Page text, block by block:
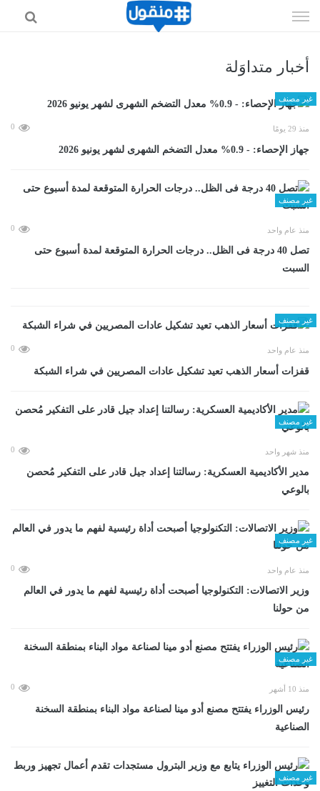
الى
أخبار متداوَلة
غير مصنف
منذ 29 يومًا 0
جهاز الإحصاء: - 0.9% معدل التضخم الشهرى لشهر يونيو 2026
غير مصنف
منذ عام واحد 0
تصل 40 درجة فى الظل.. درجات الحرارة المتوقعة لمدة أسبوع حتى
السبت
غير مصنف
منذ عام واحد 0
قفزات أسعار الذهب تعيد تشكيل عادات المصريين في شراء الشبكة
غير مصنف
منذ شهر واحد 0
مدير الأكاديمية العسكرية: رسالتنا إعداد جيل قادر على التفكير مُحصن
بالوعي
غير مصنف
منذ عام واحد 0
وزير الاتصالات: التكنولوجيا أصبحت أداة رئيسية لفهم ما يدور في العالم
من حولنا
غير مصنف
منذ 10 أشهر 0
رئيس الوزراء يفتتح مصنع أدو مينا لصناعة مواد البناء بمنطقة السخنة
الصناعية
غير مصنف